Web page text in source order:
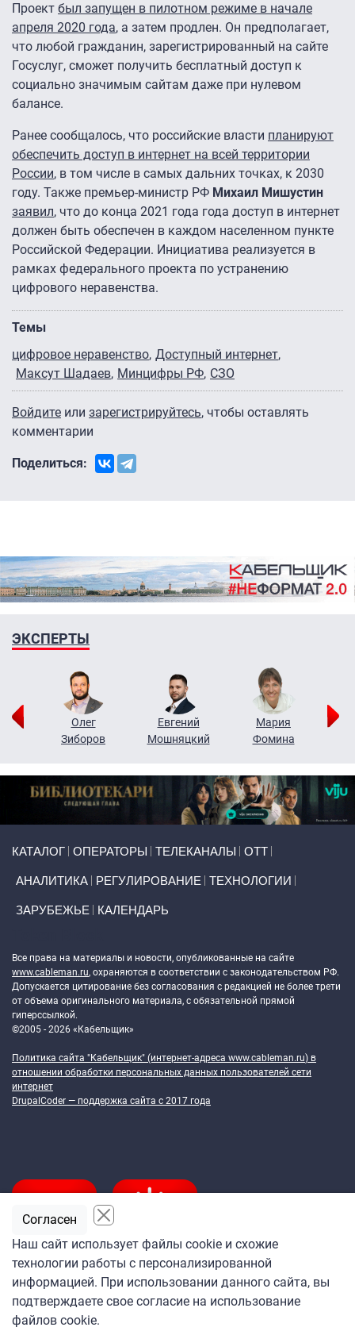
Проект был запущен в пилотном режиме в начале
апреля 2020 года, а затем продлен. Он предполагает,
что любой гражданин, зарегистрированный на сайте
Госуслуг, сможет получить бесплатный доступ к
социально значимым сайтам даже при нулевом
балансе.
Ранее сообщалось, что российские власти планируют
обеспечить доступ в интернет на всей территории
России, в том числе в самых дальних точках, к 2030
году. Также премьер-министр РФ Михаил Мишустин
заявил, что до конца 2021 года года доступ в интернет
должен быть обеспечен в каждом населенном пункте
Российской Федерации. Инициатива реализуется в
рамках федерального проекта по устранению
цифрового неравенства.
Темы
цифровое неравенство Доступный интернет
Максут Шадаев Минцифры РФ СЗО
Войдите или зарегистрируйтесь, чтобы оставлять
комментарии
Поделиться:
ЭКСПЕРТЫ
Олег
Зиборов
Евгений
Мошняцкий
Мария
Фомина
КАТАЛОГ ОПЕРАТОРЫ ТЕЛЕКАНАЛЫ ОТТ
АНАЛИТИКА РЕГУЛИРОВАНИЕ ТЕХНОЛОГИИ
ЗАРУБЕЖЬЕ КАЛЕНДАРЬ
Все права на материалы и новости, опубликованные на сайте
www.cableman.ru, охраняются в соответствии с законодательством РФ.
Допускается цитирование без согласования с редакцией не более трети
от объема оригинального материала, с обязательной прямой
гиперссылкой.
©2005 - 2026 «Кабельщик»
Политика сайта "Кабельщик" (интернет-адреса www.cableman.ru) в
отношении обработки персональных данных пользователей сети
интернет
DrupalCoder — поддержка сайта c 2017 года
Подпишитесь
на ежедневную рассылку
«Кабельщика»
Наш сайт использует файлы cookie и схожие
технологии работы с персонализированной
информацией. При использовании данного сайта, вы
подтверждаете свое согласие на использование
файлов cookie.
Согласен